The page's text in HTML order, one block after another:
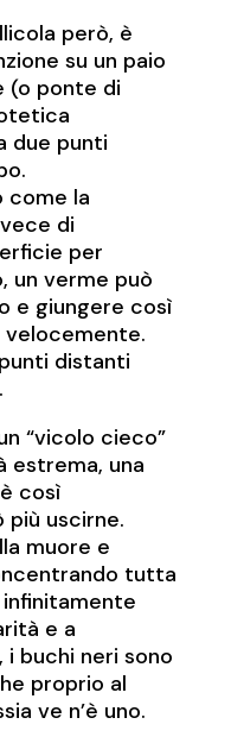
però, è
su un paio
(o ponte di
due punti
come la
di
per
un verme può
e giungere così
velocemente.
distanti
“vicolo cieco”
estrema, una
così
più uscirne.
muore e
tutta
infinitamente
e a
buchi neri sono
proprio al
ve n’è uno.